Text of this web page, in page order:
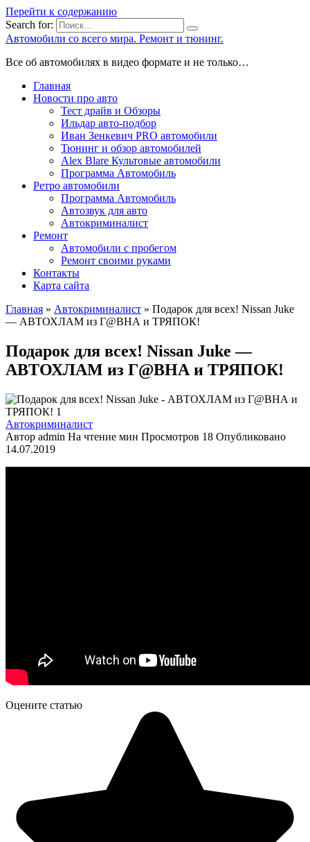
Перейти к содержанию
Search for:
Автомобили со всего мира. Ремонт и тюнинг.
Все об автомобилях в видео формате и не только…
Главная
Новости про авто
Тест драйв и Обзоры
Ильдар авто-подбор
Иван Зенкевич PRO автомобили
Тюнинг и обзор автомобилей
Alex Blare Культовые автомобили
Программа Автомобиль
Ретро автомобили
Программа Автомобиль
Автозвук для авто
Автокриминалист
Ремонт
Автомобили с пробегом
Ремонт своими руками
Контакты
Карта сайта
Главная » Автокриминалист » Подарок для всех! Nissan Juke
— АВТОХЛАМ из Г@ВНА и ТРЯПОК!
Подарок для всех! Nissan Juke —
АВТОХЛАМ из Г@ВНА и ТРЯПОК!
Автокриминалист
Автор admin На чтение мин Просмотров 18 Опубликовано
14.07.2019
Оцените статью